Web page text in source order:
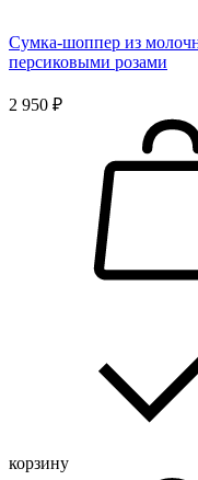
Сумка-шоппер из
персиковыми розами
2 950 ₽
корзину